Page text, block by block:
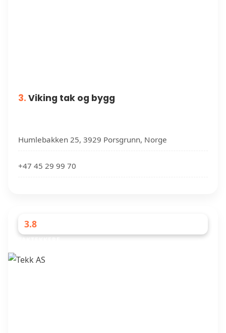
3. Viking tak og bygg
Humlebakken 25, 3929 Porsgrunn, Norge
+47 45 29 99 70
3.8